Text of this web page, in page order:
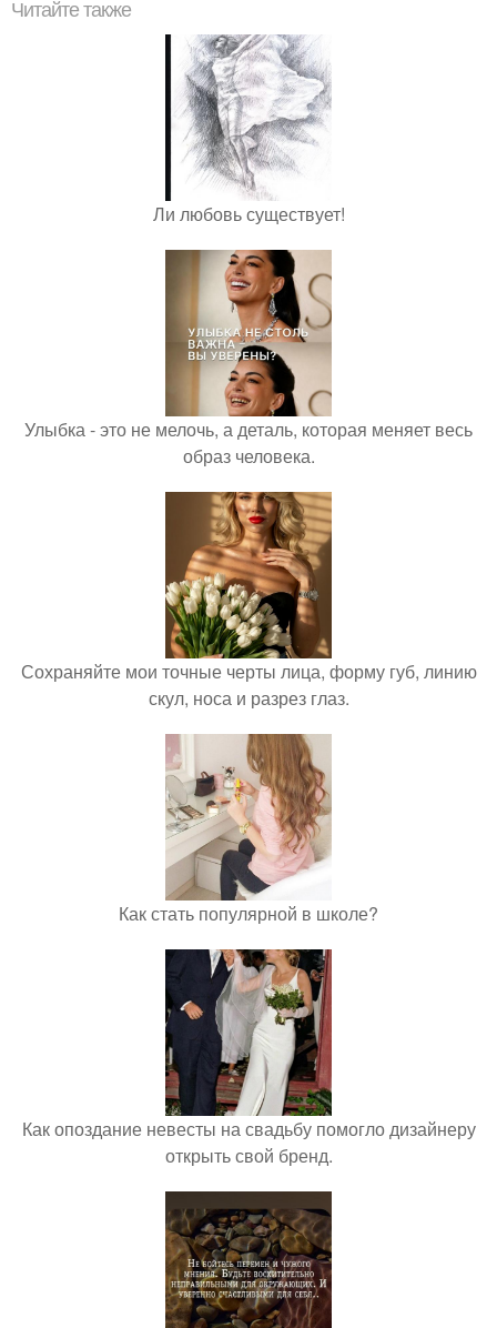
Читайте также
Ли любовь существует!
Улыбка - это не мелочь, а деталь, которая меняет весь
образ человека.
Сохраняйте мои точные черты лица, форму губ, линию
скул, носа и разрез глаз.
Как стать популярной в школе?
Как опоздание невесты на свадьбу помогло дизайнеру
открыть свой бренд.